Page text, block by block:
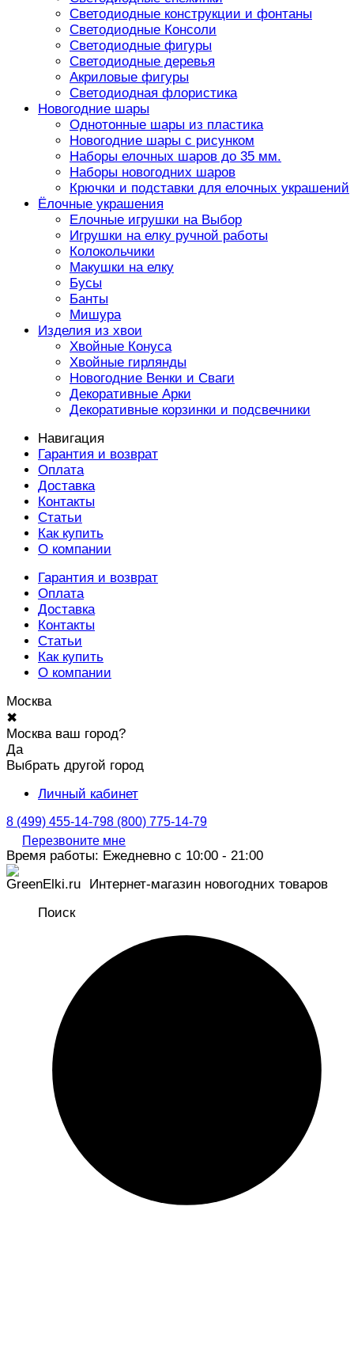
Светодиодные конструкции и фонтаны
Светодиодные Консоли
Светодиодные фигуры
Светодиодные деревья
Акриловые фигуры
Светодиодная флористика
Новогодние шары
Однотонные шары из пластика
Новогодние шары с рисунком
Наборы елочных шаров до 35 мм.
Наборы новогодних шаров
Крючки и подставки для елочных украшений
Ёлочные украшения
Елочные игрушки на Выбор
Игрушки на елку ручной работы
Колокольчики
Макушки на елку
Бусы
Банты
Мишура
Изделия из хвои
Хвойные Конуса
Хвойные гирлянды
Новогодние Венки и Сваги
Декоративные Арки
Декоративные корзинки и подсвечники
Навигация
Гарантия и возврат
Оплата
Доставка
Контакты
Статьи
Как купить
О компании
Гарантия и возврат
Оплата
Доставка
Контакты
Статьи
Как купить
О компании
Москва
✖
Москва ваш город?
Да
Выбрать другой город
Личный кабинет
8 (499) 455-14-798 (800) 775-14-79
Перезвоните мне
Время работы: Ежедневно с 10:00 - 21:00
Интернет-магазин новогодних товаров
Поиск